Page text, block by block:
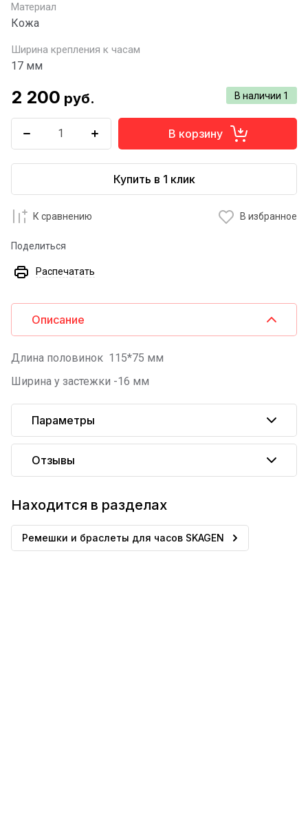
Материал
Кожа
Ширина крепления к часам
17 мм
В наличии 1
2 200 руб.
В корзину
Купить в 1 клик
К сравнению В избранное
Поделиться
Распечатать
Описание
Длина половинок 115*75 мм
Ширина у застежки -16 мм
Параметры
Отзывы
Находится в разделах
Ремешки и браслеты для часов SKAGEN